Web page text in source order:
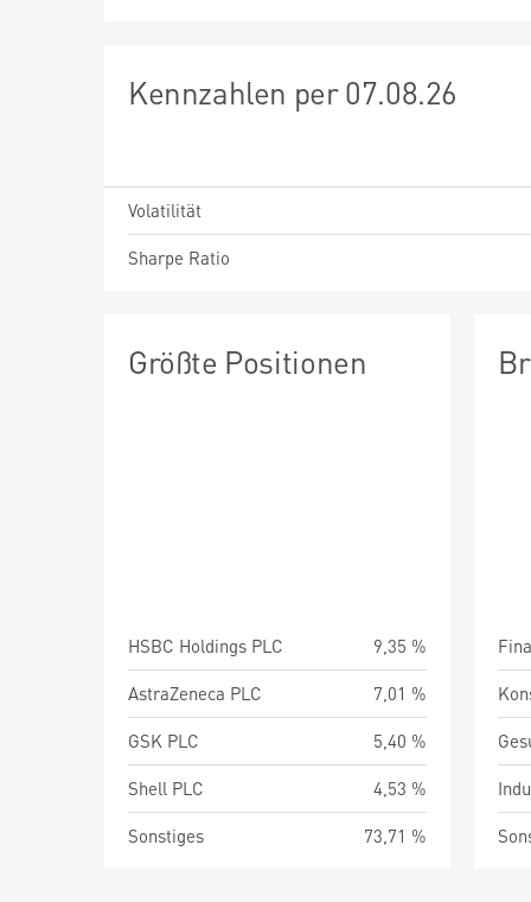
Kennzahlen per 07.08.26
Volatilität
Sharpe Ratio
Größte Positionen
HSBC Holdings PLC
9,35 %
AstraZeneca PLC
7,01 %
GSK PLC
5,40 %
Shell PLC
4,53 %
Sonstiges
73,71 %